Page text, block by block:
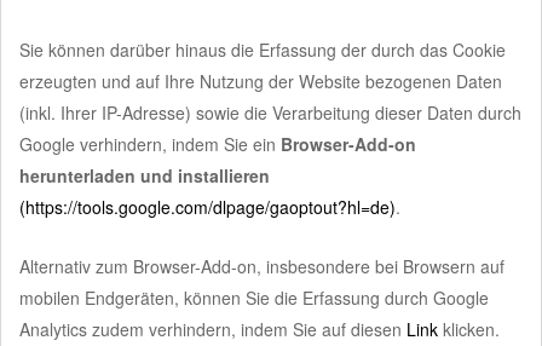
Sie können darüber hinaus die Erfassung der durch das Cookie
erzeugten und auf Ihre Nutzung der Website bezogenen Daten
(inkl. Ihrer IP-Adresse) sowie die Verarbeitung dieser Daten durch
Google verhindern, indem Sie ein Browser-Add-on
herunterladen und installieren
(https://tools.google.com/dlpage/gaoptout?hl=de).
Alternativ zum Browser-Add-on, insbesondere bei Browsern auf
mobilen Endgeräten, können Sie die Erfassung durch Google
Analytics zudem verhindern, indem Sie auf diesen Link klicken.